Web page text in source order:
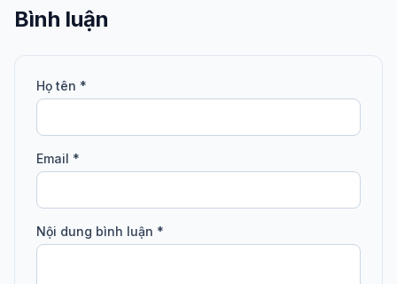
Bình luận
Họ tên *
Email *
Nội dung bình luận *